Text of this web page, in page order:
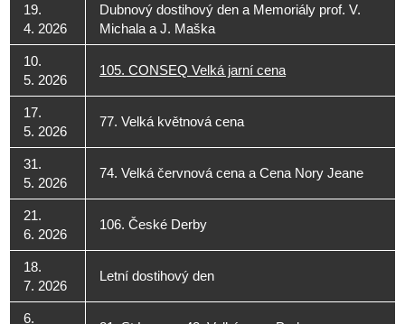
19.
4. 2026
Dubnový dostihový den a Memoriály prof. V.
Michala a J. Maška
10.
5. 2026
105. CONSEQ Velká jarní cena
17.
5. 2026
77. Velká květnová cena
31.
5. 2026
74. Velká červnová cena a Cena Nory Jeane
21.
6. 2026
106. České Derby
18.
7. 2026
Letní dostihový den
6.